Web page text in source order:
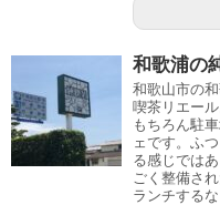
和歌浦の
和歌山市の
喫茶リエー
もちろん駐
ェです。ふ
る感じでは
ごく整備さ
ランチする